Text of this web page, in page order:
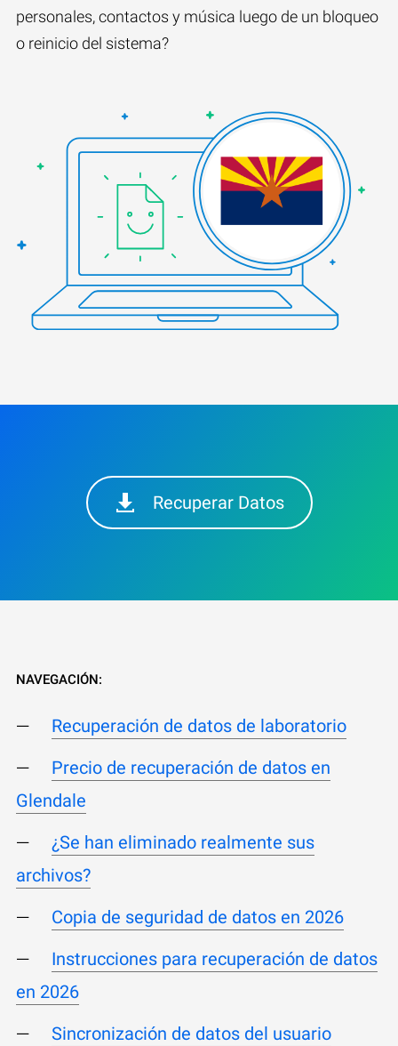
personales, contactos y música luego de un bloqueo
o reinicio del sistema?
Recuperar Datos
NAVEGACIÓN:
Recuperación de datos de laboratorio
Precio de recuperación de datos en
Glendale
¿Se han eliminado realmente sus
archivos?
Copia de seguridad de datos en 2026
Instrucciones para recuperación de datos
en 2026
Sincronización de datos del usuario